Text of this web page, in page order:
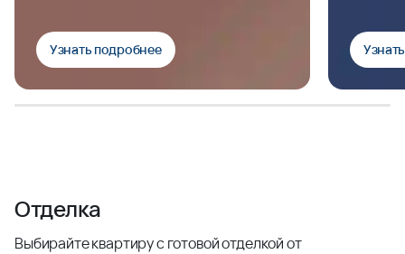
Узнать подробнее
Отделка
Выбирайте квартиру с готовой отделкой от